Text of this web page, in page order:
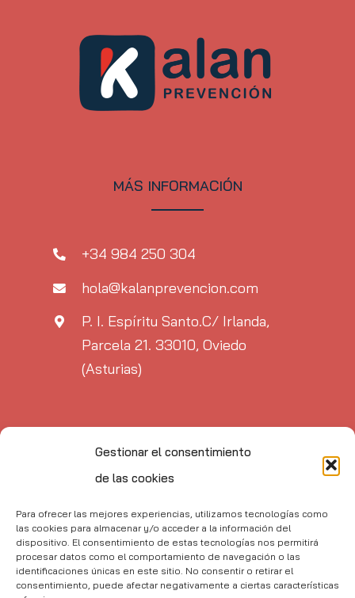
Gestionar el consentimiento
de las cookies
Para ofrecer las mejores experiencias, utilizamos tecnologías como
las cookies para almacenar y/o acceder a la información del
dispositivo. El consentimiento de estas tecnologías nos permitirá
procesar datos como el comportamiento de navegación o las
identificaciones únicas en este sitio. No consentir o retirar el
consentimiento, puede afectar negativamente a ciertas características
MÁS INFORMACIÓN
+34 984 250 304
hola@kalanprevencion.com
P. I. Espíritu Santo.C/ Irlanda,
Parcela 21. 33010, Oviedo
(Asturias)